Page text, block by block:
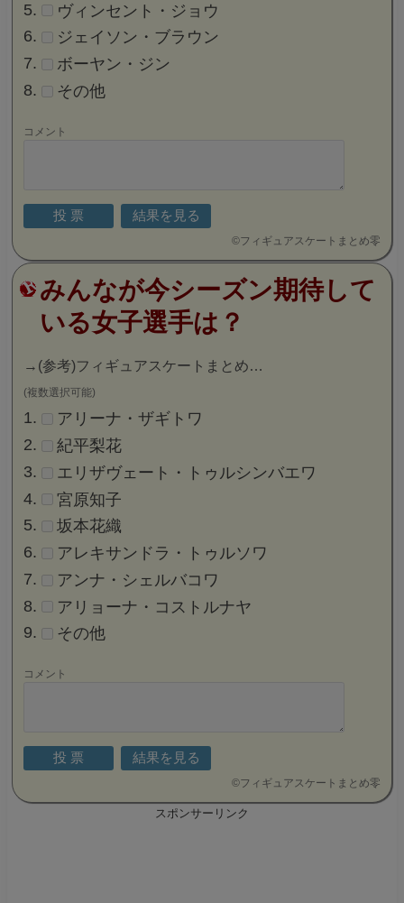
ヴィンセント・ジョウ
ジェイソン・ブラウン
ボーヤン・ジン
その他
コメント
©フィギュアスケートまとめ零
みんなが今シーズン期待して
いる女子選手は？
→ (参考)フィギュアスケートまとめ…
(複数選択可能)
アリーナ・ザギトワ
紀平梨花
エリザヴェート・トゥルシンバエワ
宮原知子
坂本花織
アレキサンドラ・トゥルソワ
アンナ・シェルバコワ
アリョーナ・コストルナヤ
その他
コメント
©フィギュアスケートまとめ零
スポンサーリンク